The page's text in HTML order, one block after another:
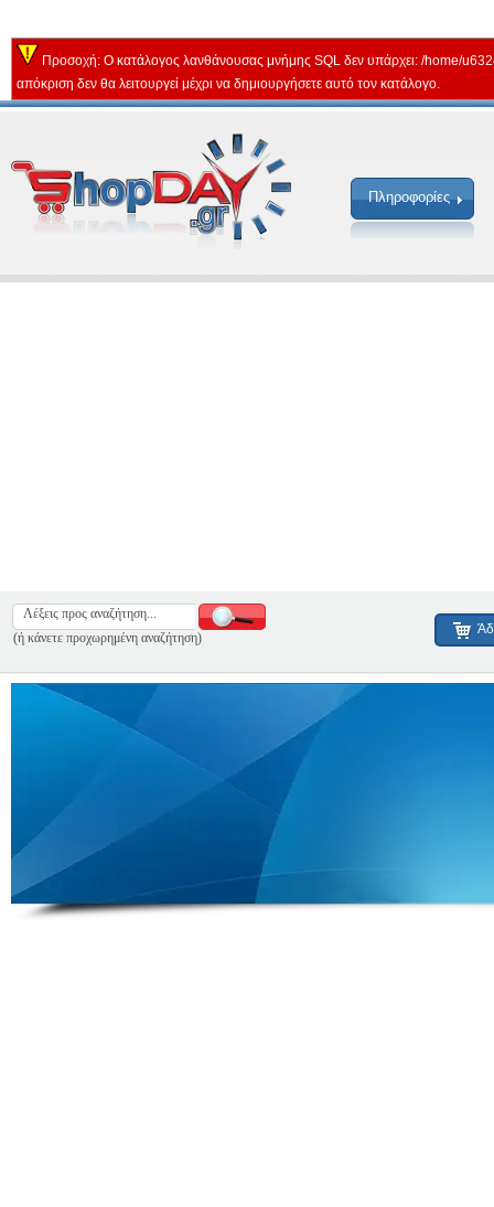
Προσοχή: Ο κατάλογος λανθάνουσας μνήμης SQL δεν υπάρχει: /home/
απόκριση δεν θα λειτουργεί μέχρι να δημιουργήσετε αυτό τον κατάλογο.
Πληροφορίες
(ή κάνετε προχωρημένη αναζήτηση)